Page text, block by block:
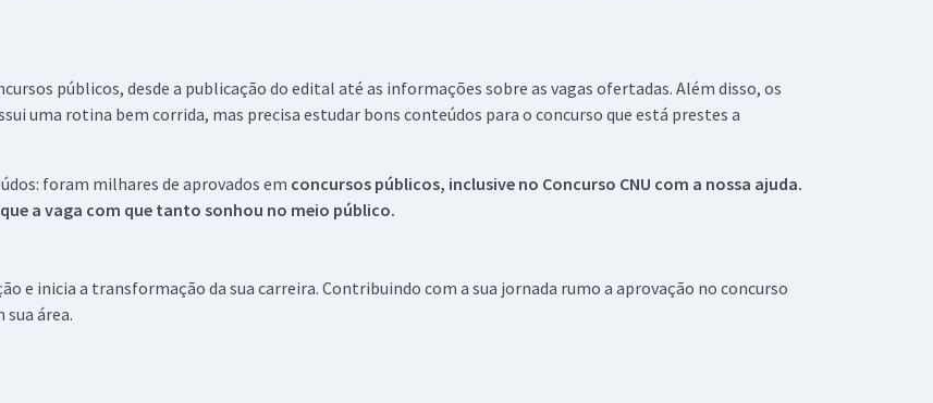
públicos, desde a publicação do edital até as informações sobre as vagas ofertadas. Além disso, os
uma rotina bem corrida, mas precisa estudar bons conteúdos para o concurso que está prestes a
foram milhares de aprovados em concursos públicos, inclusive no Concurso CNU com a nossa ajuda.
a vaga com que tanto sonhou no meio público.
e inicia a transformação da sua carreira. Contribuindo com a sua jornada rumo a aprovação no concurso
área.